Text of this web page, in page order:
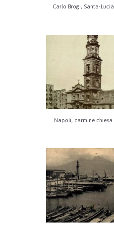
Carlo Brogi, Santa-Lucia
Napoli, carmine chiesa